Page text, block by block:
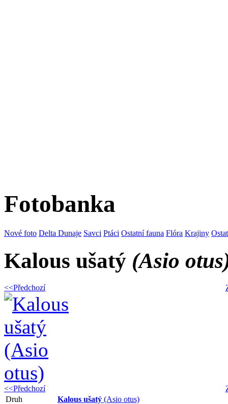
Fotobanka
Nové foto Delta Dunaje Savci Ptáci Ostatní fauna Flóra Krajiny
Kalous ušatý (Asio
<<Předchozí
<<Předchozí
Druh
Kalous ušatý (Asio otus)